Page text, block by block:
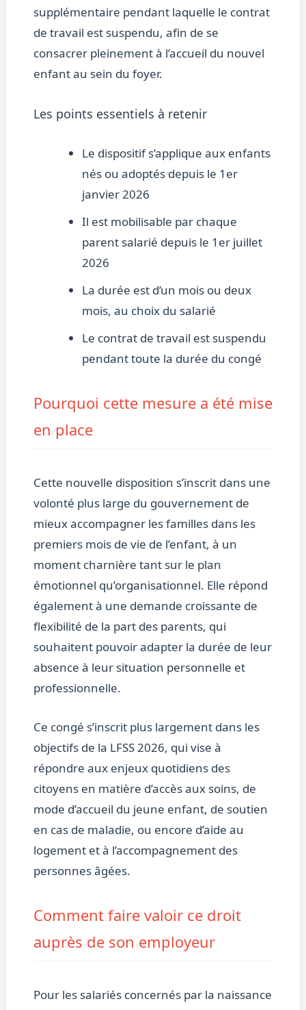
supplémentaire pendant laquelle le contrat
de travail est suspendu, afin de se
consacrer pleinement à l’accueil du nouvel
enfant au sein du foyer.
Les points essentiels à retenir
Le dispositif s’applique aux enfants
nés ou adoptés depuis le 1er
janvier 2026
Il est mobilisable par chaque
parent salarié depuis le 1er juillet
2026
La durée est d’un mois ou deux
mois, au choix du salarié
Le contrat de travail est suspendu
pendant toute la durée du congé
Pourquoi cette mesure a été mise
en place
Cette nouvelle disposition s’inscrit dans une
volonté plus large du gouvernement de
mieux accompagner les familles dans les
premiers mois de vie de l’enfant, à un
moment charnière tant sur le plan
émotionnel qu’organisationnel. Elle répond
également à une demande croissante de
flexibilité de la part des parents, qui
souhaitent pouvoir adapter la durée de leur
absence à leur situation personnelle et
professionnelle.
Ce congé s’inscrit plus largement dans les
objectifs de la LFSS 2026, qui vise à
répondre aux enjeux quotidiens des
citoyens en matière d’accès aux soins, de
mode d’accueil du jeune enfant, de soutien
en cas de maladie, ou encore d’aide au
logement et à l’accompagnement des
personnes âgées.
Comment faire valoir ce droit
auprès de son employeur
Pour les salariés concernés par la naissance